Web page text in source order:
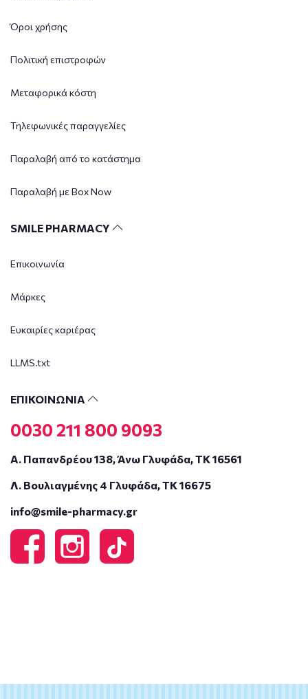
Όροι χρήσης
Πολιτική επιστροφών
Μεταφορικά κόστη
Τηλεφωνικές παραγγελίες
Παραλαβή από το κατάστημα
Παραλαβή με Box Now
SMILE PHARMACY
Επικοινωνία
Μάρκες
Ευκαιρίες καριέρας
LLMS.txt
ΕΠΙΚΟΙΝΩΝΙΑ
0030 211 800 9093
Α. Παπανδρέου 138, Άνω Γλυφάδα, ΤΚ 16561
Λ. Βουλιαγμένης 4 Γλυφάδα, ΤΚ 16675
info@smile-pharmacy.gr